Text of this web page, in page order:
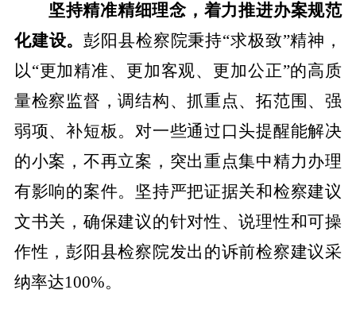
坚持精准精细理念，着力推进办案规范
化建设。彭阳县检察院秉持“求极致”精神 ，
以“更加精准、更加客观、更加公正”的高质
量检察监督，调结构、抓重点、拓范围、强
弱项、补短板。对一些通过口头提醒能解决
的小案，不再立案，突出重点集中精力办理
有影响的案件。坚持严把证据关和检察建议
文书关 ， 确保建议的针对性、说理性和可操
作性，彭阳县检察院发出 的诉前检察建议采
纳率达100%。